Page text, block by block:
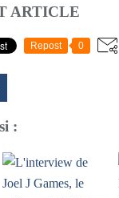
ARTICLE
Repost 0
: